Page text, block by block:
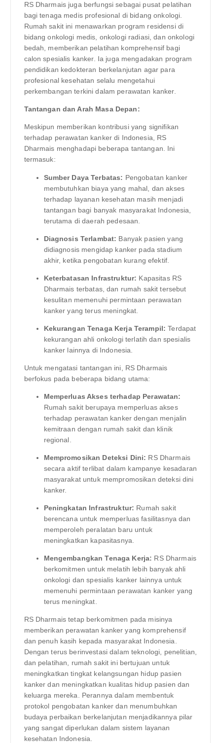
RS Dharmais juga berfungsi sebagai pusat pelatihan
bagi tenaga medis profesional di bidang onkologi.
Rumah sakit ini menawarkan program residensi di
bidang onkologi medis, onkologi radiasi, dan onkologi
bedah, memberikan pelatihan komprehensif bagi
calon spesialis kanker. Ia juga mengadakan program
pendidikan kedokteran berkelanjutan agar para
profesional kesehatan selalu mengetahui
perkembangan terkini dalam perawatan kanker.
Tantangan dan Arah Masa Depan:
Meskipun memberikan kontribusi yang signifikan
terhadap perawatan kanker di Indonesia, RS
Dharmais menghadapi beberapa tantangan. Ini
termasuk:
Sumber Daya Terbatas: Pengobatan kanker
membutuhkan biaya yang mahal, dan akses
terhadap layanan kesehatan masih menjadi
tantangan bagi banyak masyarakat Indonesia,
terutama di daerah pedesaan.
Diagnosis Terlambat: Banyak pasien yang
didiagnosis mengidap kanker pada stadium
akhir, ketika pengobatan kurang efektif.
Keterbatasan Infrastruktur: Kapasitas RS
Dharmais terbatas, dan rumah sakit tersebut
kesulitan memenuhi permintaan perawatan
kanker yang terus meningkat.
Kekurangan Tenaga Kerja Terampil: Terdapat
kekurangan ahli onkologi terlatih dan spesialis
kanker lainnya di Indonesia.
Untuk mengatasi tantangan ini, RS Dharmais
berfokus pada beberapa bidang utama:
Memperluas Akses terhadap Perawatan:
Rumah sakit berupaya memperluas akses
terhadap perawatan kanker dengan menjalin
kemitraan dengan rumah sakit dan klinik
regional.
Mempromosikan Deteksi Dini: RS Dharmais
secara aktif terlibat dalam kampanye kesadaran
masyarakat untuk mempromosikan deteksi dini
kanker.
Peningkatan Infrastruktur: Rumah sakit
berencana untuk memperluas fasilitasnya dan
memperoleh peralatan baru untuk
meningkatkan kapasitasnya.
Mengembangkan Tenaga Kerja: RS Dharmais
berkomitmen untuk melatih lebih banyak ahli
onkologi dan spesialis kanker lainnya untuk
memenuhi permintaan perawatan kanker yang
terus meningkat.
RS Dharmais tetap berkomitmen pada misinya
memberikan perawatan kanker yang komprehensif
dan penuh kasih kepada masyarakat Indonesia.
Dengan terus berinvestasi dalam teknologi, penelitian,
dan pelatihan, rumah sakit ini bertujuan untuk
meningkatkan tingkat kelangsungan hidup pasien
kanker dan meningkatkan kualitas hidup pasien dan
keluarga mereka. Perannya dalam membentuk
protokol pengobatan kanker dan menumbuhkan
budaya perbaikan berkelanjutan menjadikannya pilar
yang sangat diperlukan dalam sistem layanan
kesehatan Indonesia.